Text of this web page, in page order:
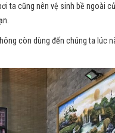
ta cũng nên vệ sinh bề ngoài
còn dùng đến chúng ta lúc